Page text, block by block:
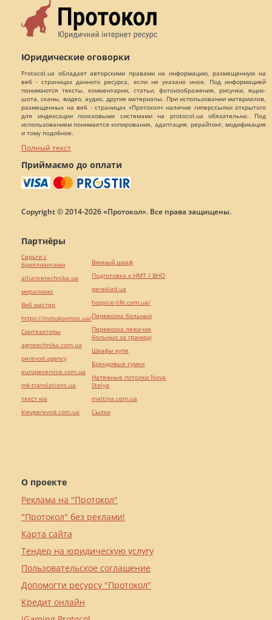
Юридические оговорки
Protocol.ua обладает авторскими правами на информацию, размещенную на
веб - страницах данного ресурса, если не указано иное. Под информацией
понимаются тексты, комментарии, статьи, фотоизображения, рисунки, ящик-
шота, сканы, видео, аудио, другие материалы. При использовании материалов,
размещенных на веб - страницах «Протокол» наличие гиперссылки открытого
для индексации поисковыми системами на protocol.ua обязательна. Под
использованием понимается копирования, адаптация, рерайтинг, модификация
и тому подобное.
Полный текст
Приймаємо до оплати
Copyright © 2014-2026 «Протокол». Все права защищены.
О проекте
Реклама на "Протокол"
"Протокол" без реклами!
Карта сайта
Тендер на юридическую услугу
Пользовательское соглашение
Допомогти ресурсу "Протокол"
Кредит онлайн
Партнёры
Серьги с
бриллиантами
alliancetechnika.ua
миралинкс
Веб мастер
https://motokosmos.ua/
Синтезаторы
agrotechnika.com.ua
perevod.agency
europeservice.com.ua
mk-translations.ua
текст юа
kievperevod.com.ua
Винный шкаф
Подготовка к НМТ / ВНО
pereklad.ua
hospice-life.com.ua/
Перевозка больных
Перевозка лежачих
больных за границу
Шкафы купе
Брендовые сумки
Натяжные потолки Nova
Stelya
maltina.com.ua
Cылки